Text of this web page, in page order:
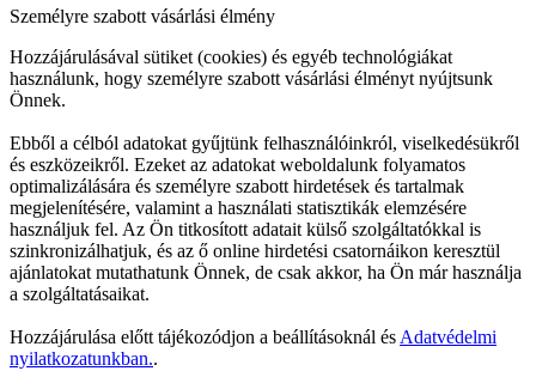
Személyre szabott vásárlási élmény
Hozzájárulásával sütiket (cookies) és egyéb technológiákat
használunk, hogy személyre szabott vásárlási élményt nyújtsunk
Önnek.
Ebből a célból adatokat gyűjtünk felhasználóinkról, viselkedésükről
és eszközeikről. Ezeket az adatokat weboldalunk folyamatos
optimalizálására és személyre szabott hirdetések és tartalmak
megjelenítésére, valamint a használati statisztikák elemzésére
használjuk fel. Az Ön titkosított adatait külső szolgáltatókkal is
szinkronizálhatjuk, és az ő online hirdetési csatornáikon keresztül
ajánlatokat mutathatunk Önnek, de csak akkor, ha Ön már használja
a szolgáltatásaikat.
Hozzájárulása előtt tájékozódjon a beállításoknál és Adatvédelmi
nyilatkozatunkban..